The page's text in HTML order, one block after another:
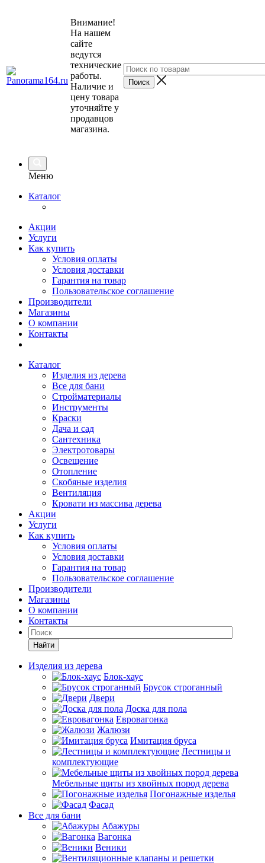
Внимание!
На нашем
сайте
ведутся
технические
работы.
Наличие и
цену товара
уточняйте у
продавцов
магазина.
Меню
Каталог
Акции
Услуги
Как купить
Условия оплаты
Условия доставки
Гарантия на товар
Пользовательское соглашение
Производители
Магазины
О компании
Контакты
Каталог
Изделия из дерева
Все для бани
Стройматериалы
Инструменты
Краски
Дача и сад
Сантехника
Электротовары
Освещение
Отопление
Скобяные изделия
Вентиляция
Кровати из массива дерева
Акции
Услуги
Как купить
Условия оплаты
Условия доставки
Гарантия на товар
Пользовательское соглашение
Производители
Магазины
О компании
Контакты
Найти
Изделия из дерева
Блок-хаус
Брусок строганный
Двери
Доска для пола
Евровагонка
Жалюзи
Имитация бруса
Лестницы и
комплектующие
Мебельные щиты из хвойных пород дерева
Погонажные изделья
Фасад
Все для бани
Абажуры
Вагонка
Веники